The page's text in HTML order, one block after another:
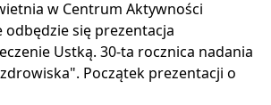
w Centrum Aktywności
odbędzie się prezentacja
Ustką. 30-ta rocznica nadania
Początek prezentacji o